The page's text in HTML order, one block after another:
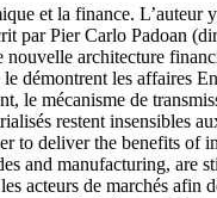
et la finance. L’auteur
par Pier Carlo Padoan
architecture
démontrent les affaires
le mécanisme de
restent insensibles
deliver the benefits of
and manufacturing, are
acteurs de marchés afin